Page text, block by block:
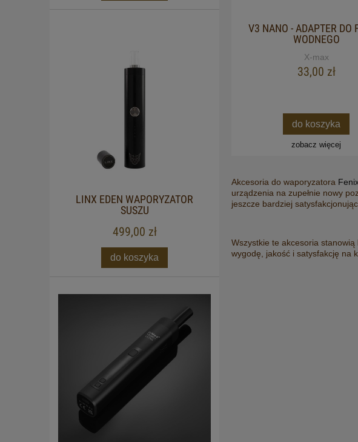
LINX EDEN WAPORYZATOR
SUSZU
499,00 zł
do koszyka
V3 NANO - ADAPTER DO
WODNEGO
X-max
33,00 zł
do koszyka
zobacz więcej
Akcesoria do waporyzatora
urządzenia na zupełnie nowy
jeszcze bardziej
Wszystkie te akcesoria
wygodę, jakość i satysfakcję na